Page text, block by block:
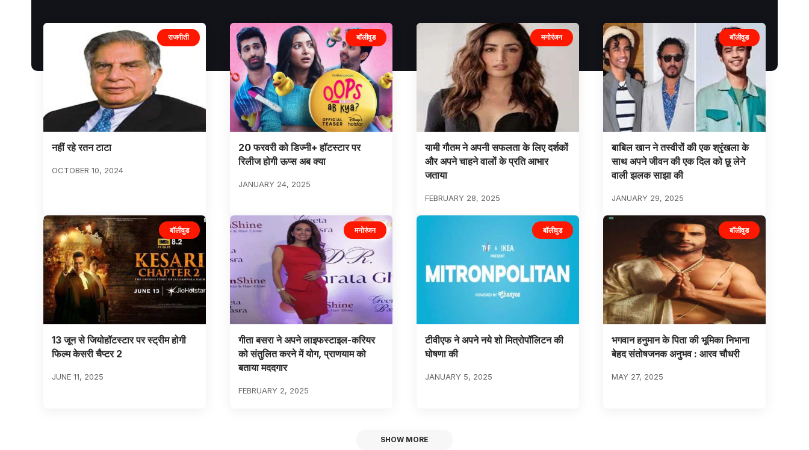
राजनीती
नहीं रहे रतन टाटा
OCTOBER 10, 2024
बॉलीवुड
20 फरवरी को डिज्नी+ हॉटस्टार पर
रिलीज होगी ऊप्स अब क्या
JANUARY 24, 2025
मनोरंजन
यामी गौतम ने अपनी सफलता के लिए दर्शकों
और अपने चाहने वालों के प्रति आभार
जताया
FEBRUARY 28, 2025
बॉलीवुड
बाबिल खान ने तस्वीरों की एक श्रृंखला के
साथ अपने जीवन की एक दिल को छू लेने
वाली झलक साझा की
JANUARY 29, 2025
बॉलीवुड
13 जून से जियोहॉटस्टार पर स्ट्रीम होगी
फिल्म केसरी चैप्टर 2
JUNE 11, 2025
मनोरंजन
गीता बसरा ने अपने लाइफस्टाइल-करियर
को संतुलित करने में योग, प्राणयाम को
बताया मददगार
FEBRUARY 2, 2025
बॉलीवुड
टीवीएफ ने अपने नये शो मित्रोपॉलिटन की
घोषणा की
JANUARY 5, 2025
बॉलीवुड
भगवान हनुमान के पिता की भूमिका निभाना
बेहद संतोषजनक अनुभव : आरव चौधरी
MAY 27, 2025
SHOW MORE